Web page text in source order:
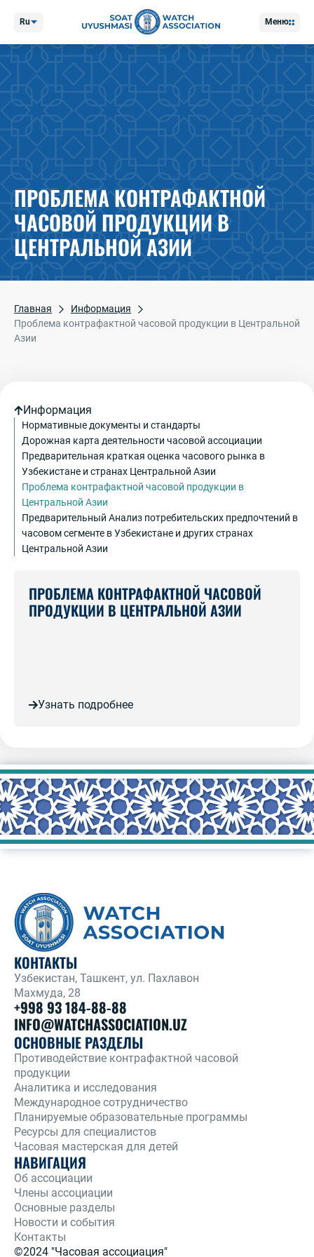
Ru Меню
ПРОБЛЕМА КОНТРАФАКТНОЙ
ЧАСОВОЙ ПРОДУКЦИИ В
ЦЕНТРАЛЬНОЙ АЗИИ
Главная
Информация
Проблема контрафактной часовой продукции в Центральной
Азии
Информация
Нормативные документы и стандарты
Дорожная карта деятельности часовой ассоциации
Предварительная краткая оценка часового рынка в
Узбекистане и странах Центральной Азии
Проблема контрафактной часовой продукции в
Центральной Азии
Предварительный Анализ потребительских предпочтений в
часовом сегменте в Узбекистане и других странах
Центральной Азии
ПРОБЛЕМА КОНТРАФАКТНОЙ ЧАСОВОЙ
ПРОДУКЦИИ В ЦЕНТРАЛЬНОЙ АЗИИ
Узнать подробнее
КОНТАКТЫ
Узбекистан, Ташкент, ул. Пахлавон
Махмуда, 28
+998 93 184-88-88
INFO@WATCHASSOCIATION.UZ
ОСНОВНЫЕ РАЗДЕЛЫ
Противодействие контрафактной часовой
продукции
Аналитика и исследования
Международное сотрудничество
Планируемые образовательные программы
Ресурсы для специалистов
Часовая мастерская для детей
НАВИГАЦИЯ
Об ассоциации
Члены ассоциации
Основные разделы
Новости и события
Контакты
©2024 "Часовая ассоциация"